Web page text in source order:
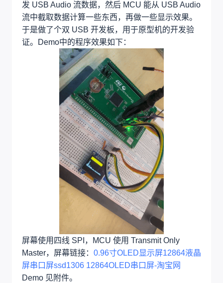
发 USB Audio 流数据，然后 MCU 能从 USB Audio
流中截取数据计算一些东西，再做一些显示效果。
于是做了个双 USB 开发板，用于原型机的开发验
证。Demo中的程序效果如下：
屏幕使用四线 SPI，MCU 使用 Transmit Only
Master，屏幕链接： 0.96寸OLED显示屏12864液晶
屏串口屏ssd1306 12864OLED串口屏-淘宝网
Demo 见附件。